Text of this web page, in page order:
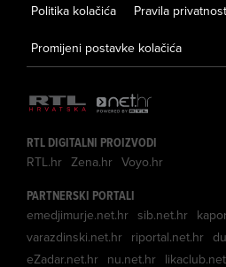
Politika kolačića Pravila
Promijeni postavke kolačića
RTL DIGITALNI PROIZVODI
RTL.hr Zena.hr Voyo.hr
PARTNERSKI PORTALI
emedjimurje.net.hr sib.net.hr
varazdinski.net.hr riportal.net.hr
eZadar.net.hr nu.net.hr